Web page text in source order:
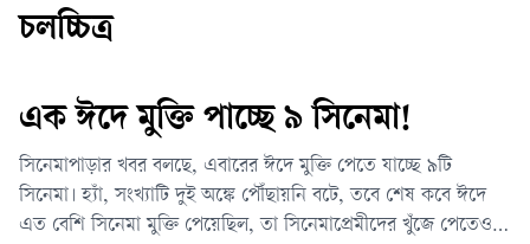
চলচ্চিত্র
এক ঈদে মুক্তি পাচ্ছে ৯ সিনেমা!
সিনেমাপাড়ার খবর বলছে, এবারের ঈদে মুক্তি পেতে যাচ্ছে ৯টি
সিনেমা। হ্যাঁ, সংখ্যাটি দুই অঙ্কে পৌঁছায়নি বটে, তবে শেষ কবে ঈদে
এত বেশি সিনেমা মুক্তি পেয়েছিল, তা সিনেমাপ্রেমীদের খুঁজে পেতেও